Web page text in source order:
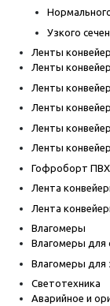
Узкого
Ленты
Ленты
Ленты
Ленты
Ленты
Ленты
Гофроборт ПВХ
Лента
Лента
Влагомеры
Влагомеры для
Влагомеры для
Светотехника
Аварийное и